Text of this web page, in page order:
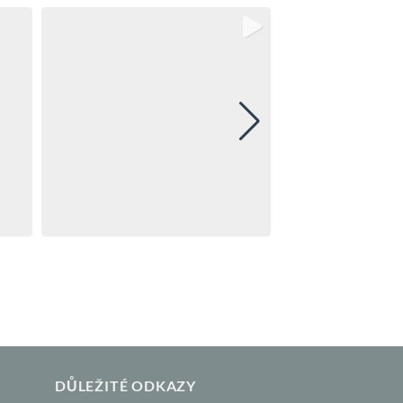
DŮLEŽITÉ ODKAZY